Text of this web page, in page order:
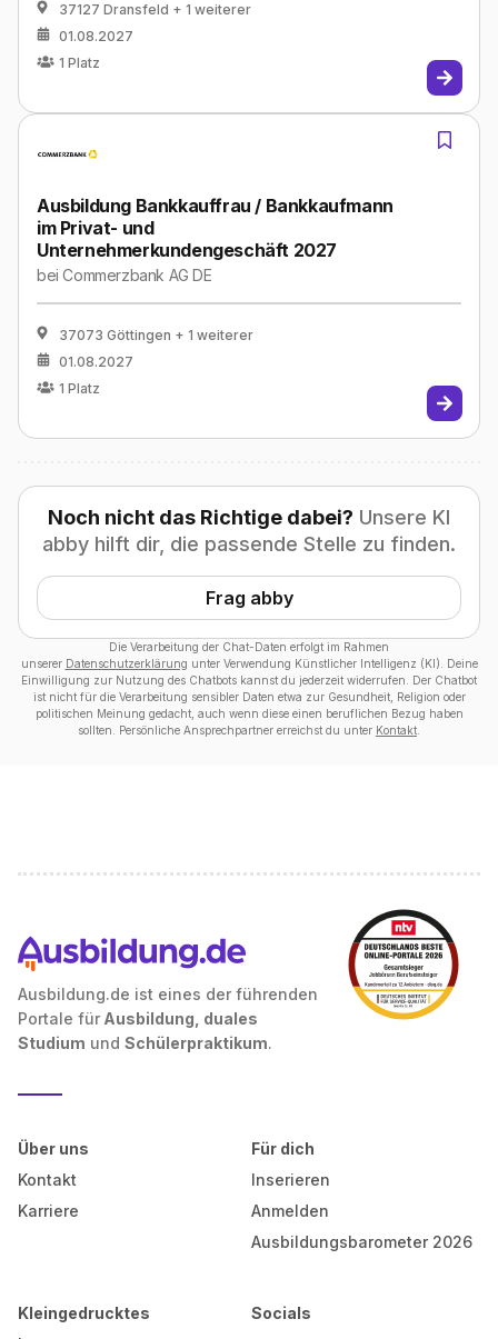
37127 Dransfeld + 1 weiterer
01.08.2027
1 Platz
Ausbildung Bankkauffrau / Bankkaufmann
im Privat- und
Unternehmerkundengeschäft 2027
beiCommerzbank AG DE
37073 Göttingen + 1 weiterer
01.08.2027
1 Platz
Noch nicht das Richtige dabei? Unsere KI
abby hilft dir, die passende Stelle zu finden.
Frag abby
Die Verarbeitung der Chat-Daten erfolgt im Rahmen
unserer Datenschutzerklärung unter Verwendung Künstlicher Intelligenz (KI). Deine
Einwilligung zur Nutzung des Chatbots kannst du jederzeit widerrufen. Der Chatbot
ist nicht für die Verarbeitung sensibler Daten etwa zur Gesundheit, Religion oder
politischen Meinung gedacht, auch wenn diese einen beruflichen Bezug haben
sollten. Persönliche Ansprechpartner erreichst du unter Kontakt
Ausbildung.de ist eines der führenden
Portale für Ausbildung, duales
Studium und Schülerpraktikum.
Über uns
Kontakt
Karriere
Für dich
Inserieren
Anmelden
Ausbildungsbarometer 2026
Kleingedrucktes
Socials